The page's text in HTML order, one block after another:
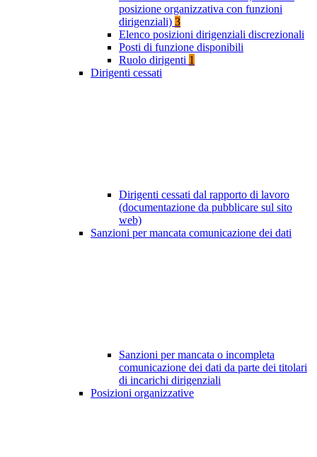
posizione organizzativa con funzioni
dirigenziali) 3
Elenco posizioni dirigenziali discrezionali
Posti di funzione disponibili
Ruolo dirigenti 1
Dirigenti cessati
Dirigenti cessati dal rapporto di lavoro
(documentazione da pubblicare sul sito
web)
Sanzioni per mancata comunicazione dei dati
Sanzioni per mancata o incompleta
comunicazione dei dati da parte dei titolari
di incarichi dirigenziali
Posizioni organizzative